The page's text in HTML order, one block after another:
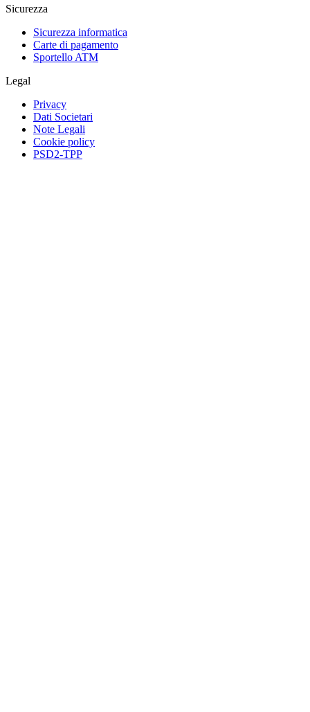
Sicurezza
Sicurezza informatica
Carte di pagamento
Sportello ATM
Legal
Privacy
Dati Societari
Note Legali
Cookie policy
PSD2-TPP